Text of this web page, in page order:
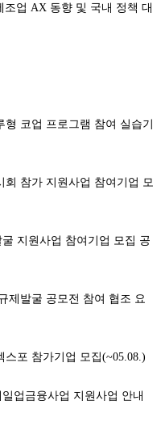
조업 AX 동향 및 국내 정책 대
형 코업 프로그램 참여 실습기
회 참가 지원사업 참여기업 모
지원사업 참여기업 모집 공
제발굴 공모전 참여 협조 요
포 참가기업 모집(~05.08.)
업금융사업 지원사업 안내